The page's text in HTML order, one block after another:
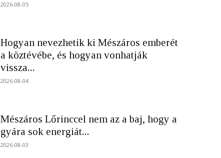
2026-08-05
Hogyan nevezhetik ki Mészáros emberét
a köztévébe, és hogyan vonhatják
vissza...
2026-08-04
Mészáros Lőrinccel nem az a baj, hogy a
gyára sok energiát...
2026-08-03